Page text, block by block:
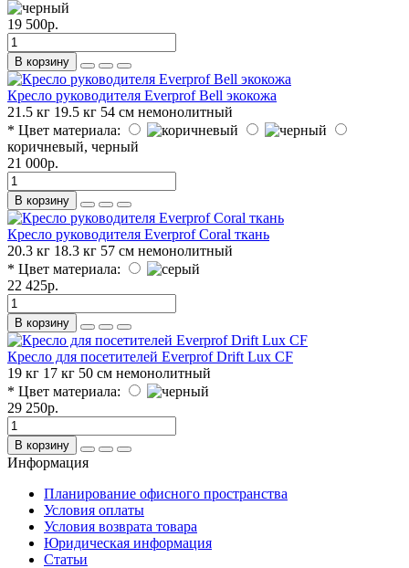
19 500р.
В корзину
Кресло руководителя Everprof Bell экокожа
21.5 кг 19.5 кг 54 см немонолитный
* Цвет материала:
коричневый, черный
21 000р.
В корзину
Кресло руководителя Everprof Coral ткань
20.3 кг 18.3 кг 57 см немонолитный
* Цвет материала:
22 425р.
В корзину
Кресло для посетителей Everprof Drift Lux CF
19 кг 17 кг 50 см немонолитный
* Цвет материала:
29 250р.
В корзину
Информация
Планирование офисного пространства
Условия оплаты
Условия возврата товара
Юридическая информация
Статьи